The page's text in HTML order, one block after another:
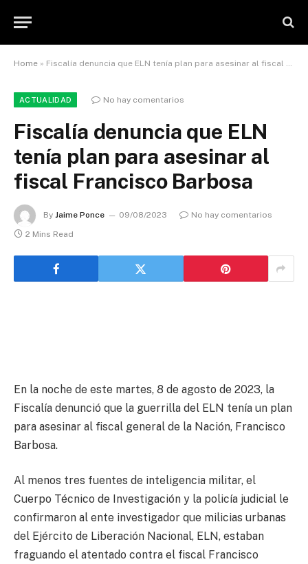
Home » Fiscalía denuncia que ELN tenía plan para asesinar al fiscal Francisco Barbosa
ACTUALIDAD No hay comentarios
Fiscalía denuncia que ELN
tenía plan para asesinar al
fiscal Francisco Barbosa
By Jaime Ponce 09/08/2023
No hay comentarios
2 Mins Read
En la noche de este martes, 8 de agosto de 2023, la
Fiscalía denunció que la guerrilla del ELN tenía un plan
para asesinar al fiscal general de la Nación, Francisco
Barbosa.
Al menos tres fuentes de inteligencia militar, el
Cuerpo Técnico de Investigación y la policía judicial le
confirmaron al ente investigador que milicias urbanas
del Ejército de Liberación Nacional, ELN, estaban
fraguando el atentado contra el fiscal Francisco